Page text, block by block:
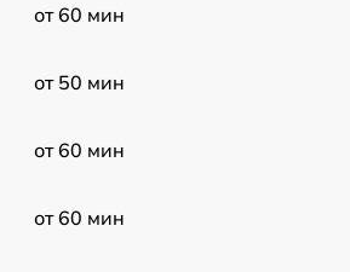
от 60 мин
от 50 мин
от 60 мин
от 60 мин